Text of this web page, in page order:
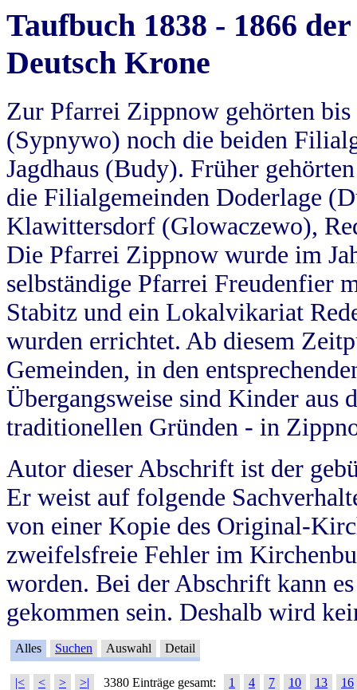
Taufbuch 1838 - 1866
Deutsch Krone
Zur Pfarrei Zippnow gehörten
(Sypnywo) noch die beiden
Jagdhaus (Budy). Früher
die Filialgemeinden Doderlage
Klawittersdorf (Glowaczewo),
Die Pfarrei Zippnow wurde im
selbständige Pfarrei Freudenfier
Stabitz und ein Lokalvikariat
wurden errichtet. Ab diesem
Gemeinden, in den
Übergangsweise sind Kinder aus
traditionellen Gründen - in
Autor dieser Abschrift ist der
Er weist auf folgende
von einer Kopie des Original-
zweifelsfreie Fehler im
worden. Bei der Abschrift kann
gekommen sein. Deshalb wird
Alles Suchen Auswahl Detail
|< < > >| 3380 Einträge gesamt: 1 4 7 10 13
16